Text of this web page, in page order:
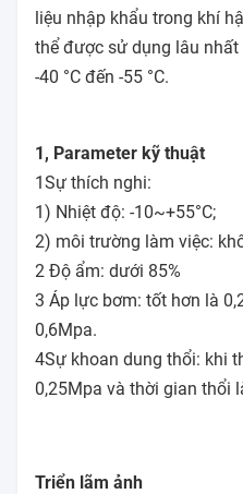
liệu nhập khẩu trong khí
thể được sử dụng lâu
-40 °C đến -55 °C.
1, Parameter kỹ thuật
1Sự thích nghi:
1) Nhiệt độ: -10~+55°C;
2) môi trường làm việc:
2 Độ ẩm: dưới 85%
3 Áp lực bơm: tốt hơn là
0,6Mpa.
4Sự khoan dung thổi: khi
0,25Mpa và thời gian thổi
Triển lãm ảnh